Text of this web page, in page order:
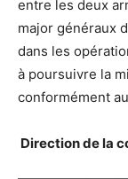
entre les deux
major généraux
dans les
à poursuivre la
conformément
Direction de la